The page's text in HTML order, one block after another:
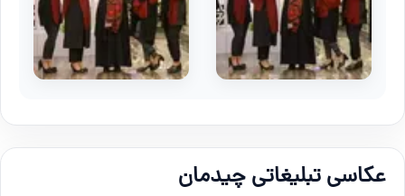
عکاسی تبلیغاتی چیدمان